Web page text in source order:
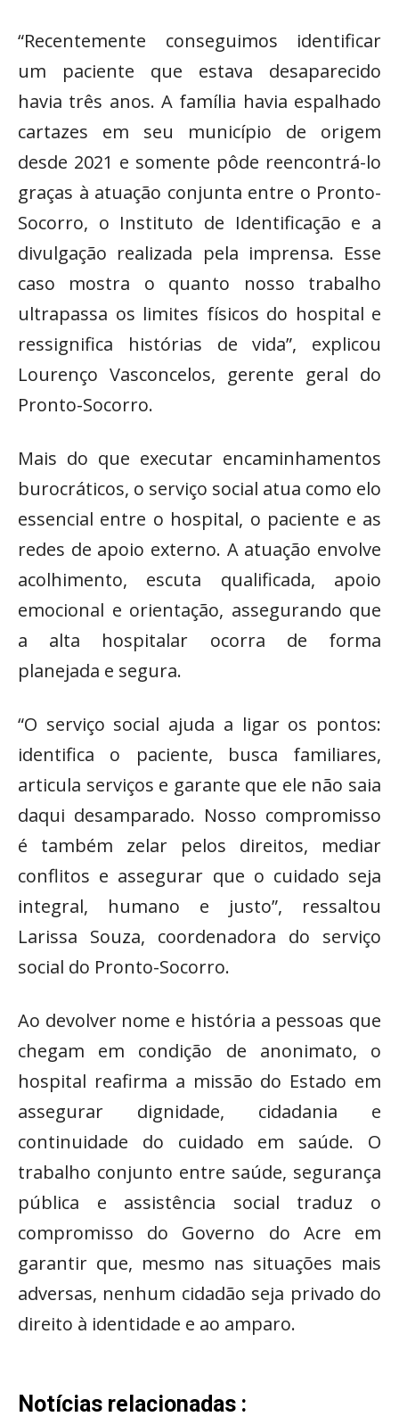
“Recentemente conseguimos identificar
um paciente que estava desaparecido
havia três anos. A família havia espalhado
cartazes em seu município de origem
desde 2021 e somente pôde reencontrá-lo
graças à atuação conjunta entre o Pronto-
Socorro, o Instituto de Identificação e a
divulgação realizada pela imprensa. Esse
caso mostra o quanto nosso trabalho
ultrapassa os limites físicos do hospital e
ressignifica histórias de vida”, explicou
Lourenço Vasconcelos, gerente geral do
Pronto-Socorro.
Mais do que executar encaminhamentos
burocráticos, o serviço social atua como elo
essencial entre o hospital, o paciente e as
redes de apoio externo. A atuação envolve
acolhimento, escuta qualificada, apoio
emocional e orientação, assegurando que
a alta hospitalar ocorra de forma
planejada e segura.
“O serviço social ajuda a ligar os pontos:
identifica o paciente, busca familiares,
articula serviços e garante que ele não saia
daqui desamparado. Nosso compromisso
é também zelar pelos direitos, mediar
conflitos e assegurar que o cuidado seja
integral, humano e justo”, ressaltou
Larissa Souza, coordenadora do serviço
social do Pronto-Socorro.
Ao devolver nome e história a pessoas que
chegam em condição de anonimato, o
hospital reafirma a missão do Estado em
assegurar dignidade, cidadania e
continuidade do cuidado em saúde. O
trabalho conjunto entre saúde, segurança
pública e assistência social traduz o
compromisso do Governo do Acre em
garantir que, mesmo nas situações mais
adversas, nenhum cidadão seja privado do
direito à identidade e ao amparo.
Notícias relacionadas :